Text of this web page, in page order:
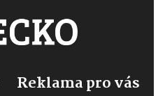
Reklama pro vás